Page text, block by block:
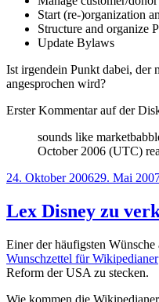
Start (re-)organization
Structure and organize
Update Bylaws
Ist irgendein Punkt dabei, der
angesprochen wird?
Erster Kommentar auf der
sounds like
October 2006 (UTC)
Veröffentlicht
24. Oktober 200629. Mai
Lex Disney zu
Einer der häufigsten Wünsche
Wunschzettel für Wikipedianer
Reform der USA zu stecken.
Wie kommen die